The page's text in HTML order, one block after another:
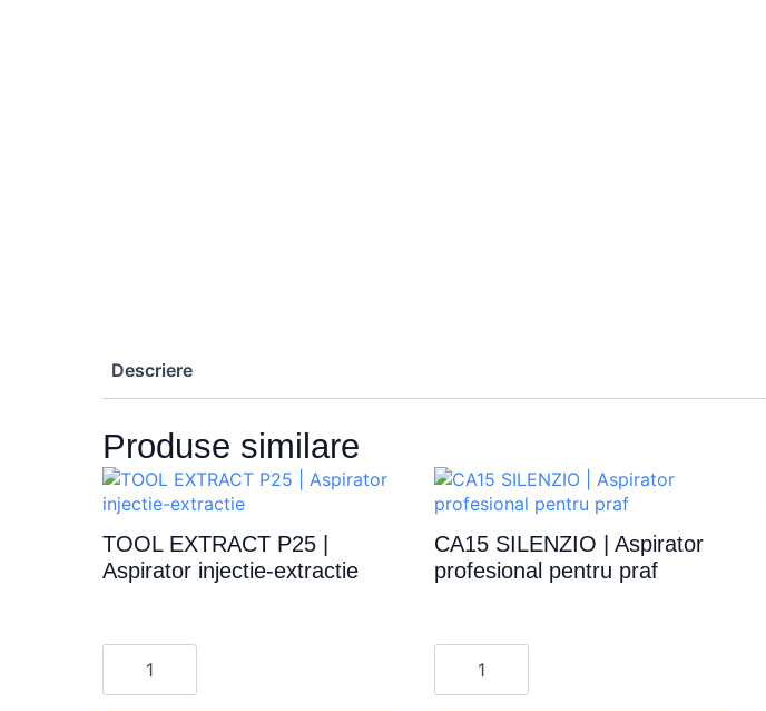
Descriere
Produse similare
TOOL EXTRACT P25 |
Aspirator injectie-extractie
Cantitate
TOOL
EXTRACT
CA15 SILENZIO | Aspirator
profesional pentru praf
Cantitate
SILENZIO